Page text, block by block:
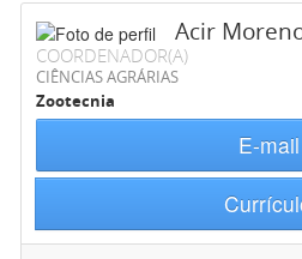
Acir
COORDENADOR(A)
CIÊNCIAS AGRÁRIAS
Zootecnia
E-mail